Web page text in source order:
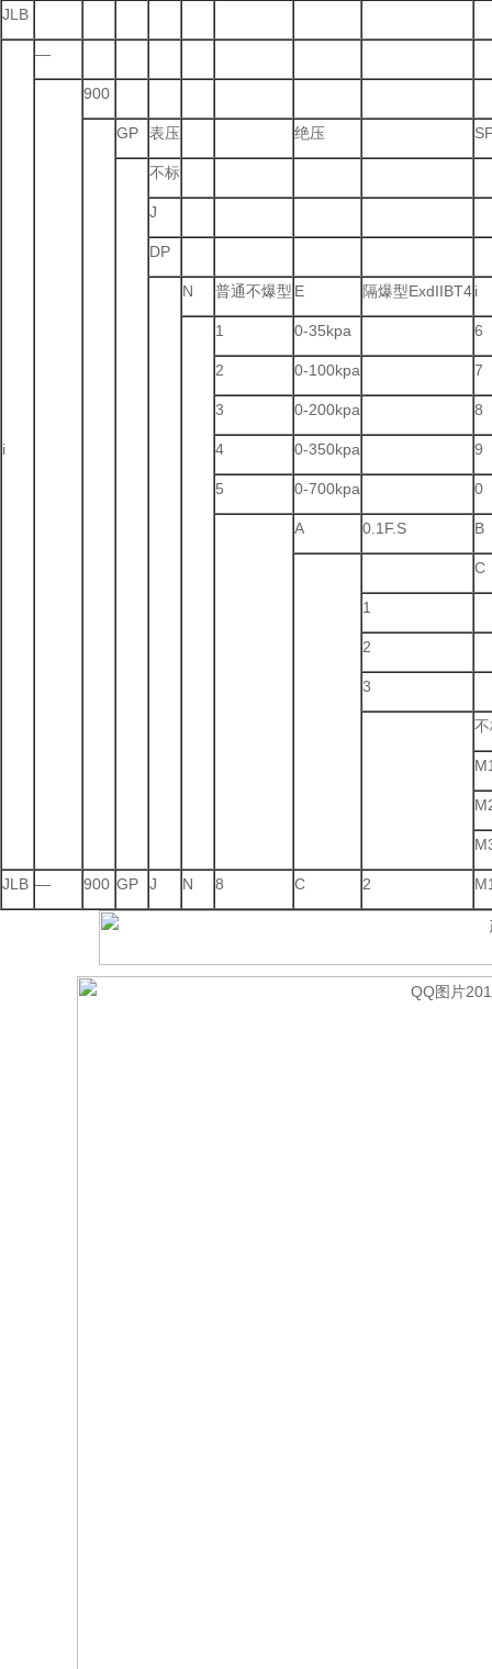
JLB
i
—
900
GP 表压 绝压
不标
J
DP
N 普通不爆型 E 隔爆型ExdIIBT4i
1 0-35kpa 6
2 0-100kpa 7
3 0-200kpa 8
4 0-350kpa 9
5 0-700kpa 0
A 0.1F.S B
C
1
2
3
JLB — 900 GP J N 8 C 2